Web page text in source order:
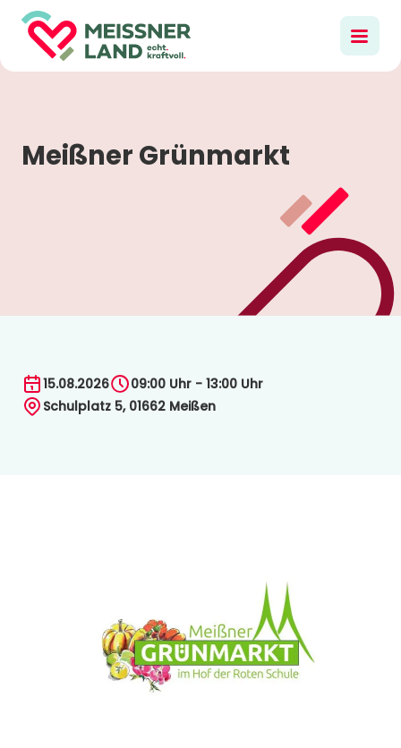
Meißner Grünmarkt
15.08.2026
09:00 Uhr - 13:00 Uhr
Schulplatz 5, 01662 Meißen